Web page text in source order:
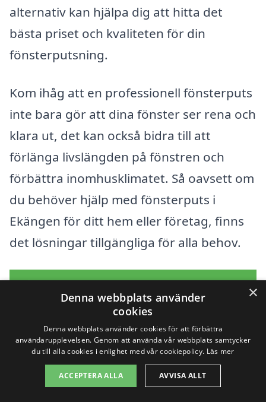
alternativ kan hjälpa dig att hitta det
bästa priset och kvaliteten för din
fönsterputsning.
Kom ihåg att en professionell fönsterputs
inte bara gör att dina fönster ser rena och
klara ut, det kan också bidra till att
förlänga livslängden på fönstren och
förbättra inomhusklimatet. Så oavsett om
du behöver hjälp med fönsterputs i
Ekängen för ditt hem eller företag, finns
det lösningar tillgängliga för alla behov.
Få 3 erbjudanden, gratis och utan
förpliktelser
Sök efter en
×
Denna webbplats använder
cookies
Denna webbplats använder cookies för att förbättra
användarupplevelsen. Genom att använda vår webbplats samtycker
du till alla cookies i enlighet med vår cookiepolicy. Läs mer
ACCEPTERA ALLA AVVISA ALLT